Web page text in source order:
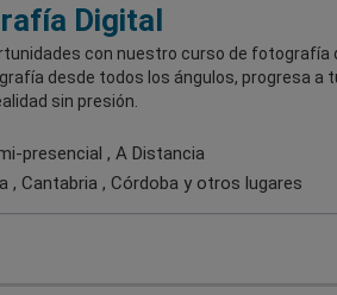
Digital
con nuestro curso de fotografía
desde todos los ángulos, progresa a
sin presión.
presencial , A Distancia
, Cantabria , Córdoba y otros lugares